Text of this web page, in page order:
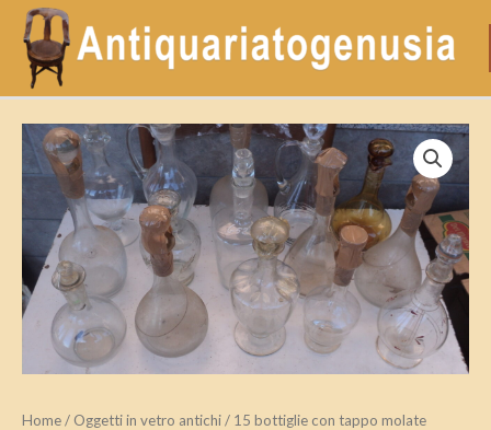
contenuto
Home/ Oggetti in vetro antichi/ 15 bottiglie con tappo molate
15
bottiglie
con
tappo
molate
carton
rif
01